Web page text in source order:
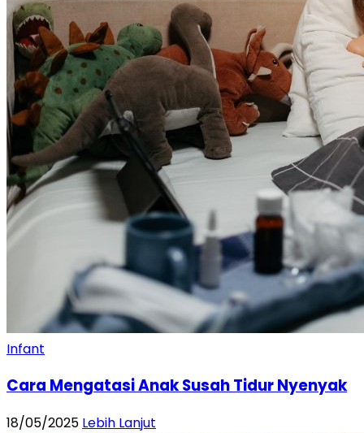
Infant
Cara Mengatasi Anak Susah Tidur Nyenyak
18/05/2025 Lebih Lanjut